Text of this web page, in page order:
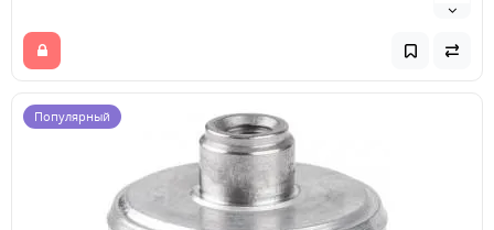
Популярный